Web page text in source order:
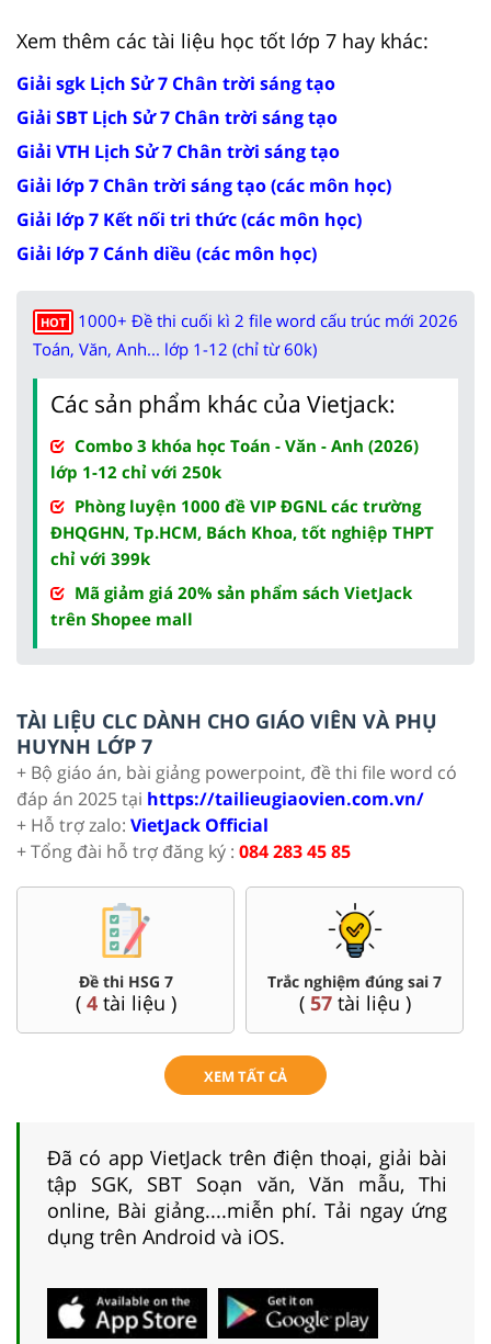
Xem thêm các tài liệu học tốt lớp 7 hay khác:
Giải sgk Lịch Sử 7 Chân trời sáng tạo
Giải SBT Lịch Sử 7 Chân trời sáng tạo
Giải VTH Lịch Sử 7 Chân trời sáng tạo
Giải lớp 7 Chân trời sáng tạo (các môn học)
Giải lớp 7 Kết nối tri thức (các môn học)
Giải lớp 7 Cánh diều (các môn học)
HOT
1000+ Đề thi cuối kì 2 file word cấu trúc mới 2026
Toán, Văn, Anh... lớp 1-12 (chỉ từ 60k)
Các sản phẩm khác của Vietjack:
Combo 3 khóa học Toán - Văn - Anh (2026)
lớp 1-12 chỉ với 250k
Phòng luyện 1000 đề VIP ĐGNL các trường
ĐHQGHN, Tp.HCM, Bách Khoa, tốt nghiệp THPT
chỉ với 399k
Mã giảm giá 20% sản phẩm sách VietJack
trên Shopee mall
TÀI LIỆU CLC DÀNH CHO GIÁO VIÊN VÀ PHỤ
HUYNH LỚP 7
+ Bộ giáo án, bài giảng powerpoint, đề thi file word có
đáp án 2025 tại https://tailieugiaovien.com.vn/
+ Hỗ trợ zalo: VietJack Official
+ Tổng đài hỗ trợ đăng ký : 084 283 45 85
Đề thi HSG 7
( 4tài liệu )
Trắc nghiệm đúng sai 7
( 57tài liệu )
XEM TẤT CẢ
Đã có app VietJack trên điện thoại, giải bài
tập SGK, SBT Soạn văn, Văn mẫu, Thi
online, Bài giảng....miễn phí. Tải ngay ứng
dụng trên Android và iOS.